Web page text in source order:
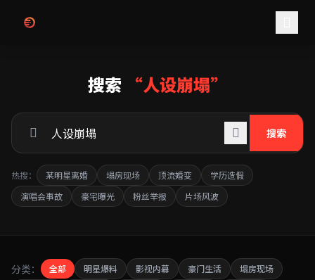
搜索 “人设崩塌”
搜索
热搜： 某明星离婚 塌房现场 顶流婚变
学历造假
演唱会事故
豪宅曝光 粉丝举报 片场风波
分类： 全部 明星爆料 影视内幕 豪门生活
塌房现场